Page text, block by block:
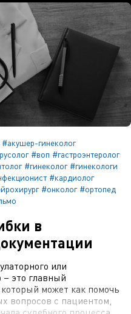
#акушер-гинеколог
#воп #гастроэнтеролог
#гинеколог #гинекологи
#кардиолог
#онколог #ортопед
в
или
– это главный
может как помочь
вопросов с пациентом,